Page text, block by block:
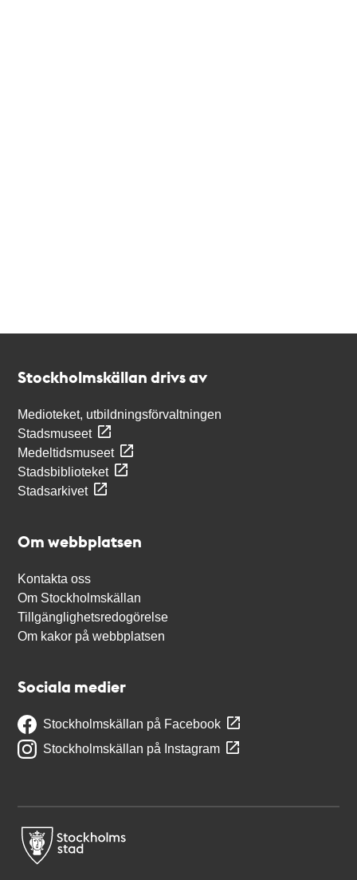
Stockholmskällan drivs av
Medioteket, utbildningsförvaltningen
Stadsmuseet
Medeltidsmuseet
Stadsbiblioteket
Stadsarkivet
Om webbplatsen
Kontakta oss
Om Stockholmskällan
Tillgänglighetsredogörelse
Om kakor på webbplatsen
Sociala medier
Stockholmskällan på Facebook
Stockholmskällan på Instagram